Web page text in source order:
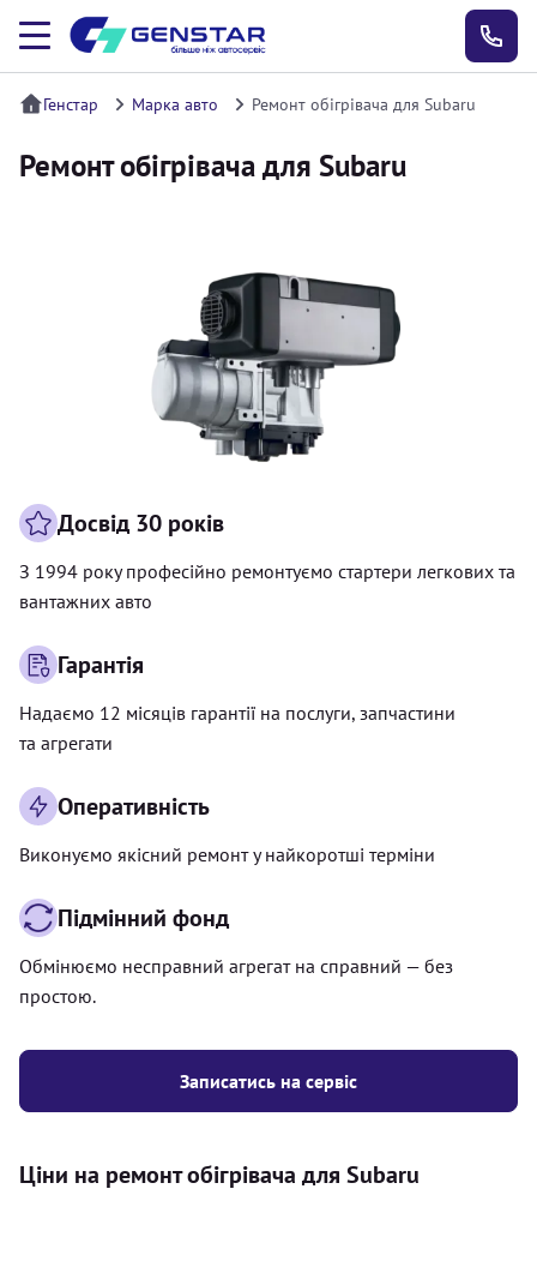
Генстар Марка авто Ремонт обігрівача для Subaru
Ремонт обігрівача для Subaru
Записатись на сервіс
Досвід 30 років
З 1994 року професійно ремонтуємо стартери легкових та
вантажних авто
Гарантія
Надаємо 12 місяців гарантії на послуги, запчастини
та агрегати
Оперативність
Виконуємо якісний ремонт у найкоротші терміни
Підмінний фонд
Обмінюємо несправний агрегат на справний — без
простою.
Ціни на ремонт обігрівача для Subaru